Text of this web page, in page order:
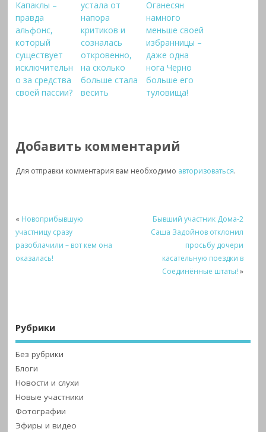
Капаклы –
правда
альфонс,
который
существует
исключительн
о за средства
своей пассии?
устала от
напора
критиков и
созналась
откровенно,
на сколько
больше стала
весить
Оганесян
намного
меньше своей
избранницы –
даже одна
нога Черно
больше его
туловища!
Добавить комментарий
Для отправки комментария вам необходимо авторизоваться.
« Новоприбывшую
участницу сразу
разоблачили – вот кем она
оказалась!
Бывший участник Дома-2
Саша Задойнов отклонил
просьбу дочери
касательную поездки в
Соединённые штаты! »
Рубрики
Без рубрики
Блоги
Новости и слухи
Новые участники
Фотографии
Эфиры и видео